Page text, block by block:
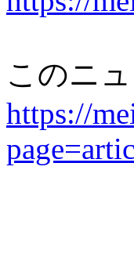
このニ
https://